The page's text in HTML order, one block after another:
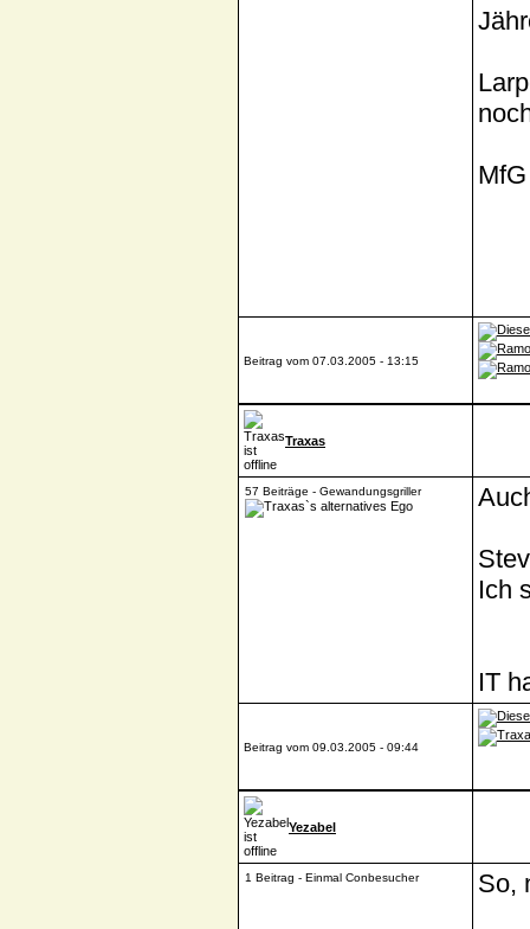
MfG
Beitrag vom 07.03.2005 - 13:15
Traxas
57 Beiträge - Gewandungsgriller
Ich
IT
Beitrag vom 09.03.2005 - 09:44
Yezabel
1 Beitrag - Einmal Conbesucher So,